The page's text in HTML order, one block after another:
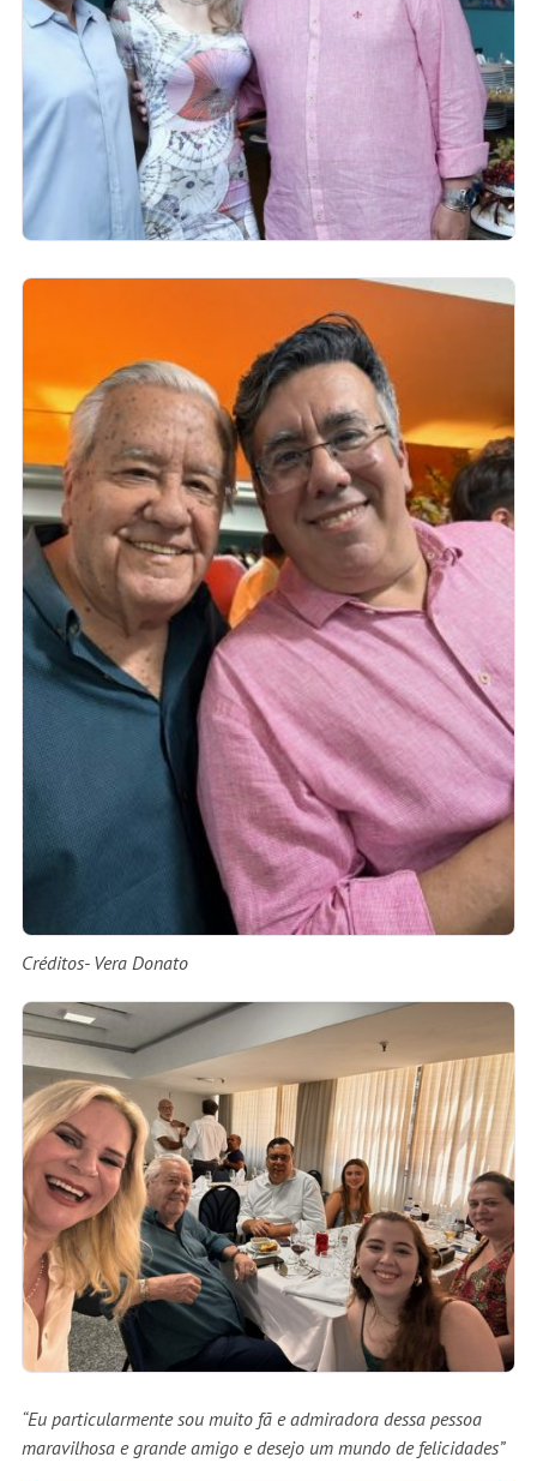
Créditos- Vera Donato
“Eu particularmente sou muito fã e admiradora dessa pessoa
maravilhosa e grande amigo e desejo um mundo de felicidades”